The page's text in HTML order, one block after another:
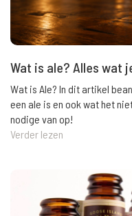
Wat is ale? Alles wat
Wat is Ale? In dit artikel
een ale is en ook wat het
nodige van op!
Verder lezen